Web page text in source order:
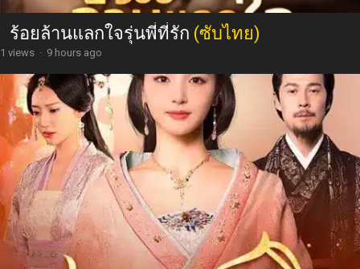
ร้อยล้านแลกใจรุ่นพี่ที่รัก (ซับไทย)
1 views · 9 hours ago